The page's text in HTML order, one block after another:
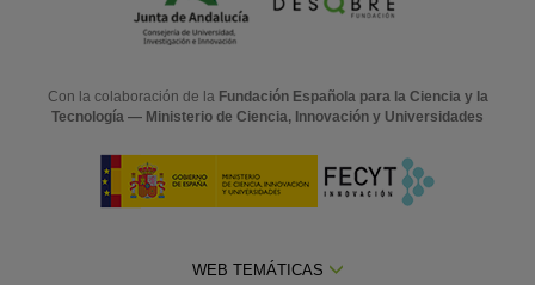
Con la colaboración de la Fundación Española para la Ciencia y la
Tecnología — Ministerio de Ciencia, Innovación y Universidades
WEB TEMÁTICAS